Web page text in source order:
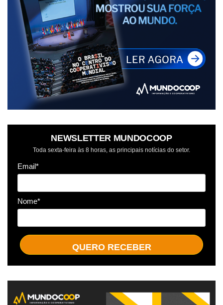
NEWSLETTER MUNDOCOOP
Toda sexta-feira às 8 horas, as principais notícias do setor.
Email*
Nome*
QUERO RECEBER